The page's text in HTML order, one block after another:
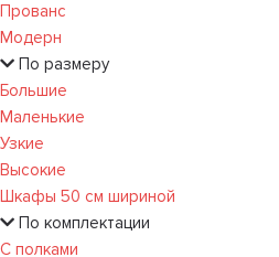
Прованс
Модерн
По размеру
Большие
Маленькие
Узкие
Высокие
Шкафы 50 см шириной
По комплектации
С полками